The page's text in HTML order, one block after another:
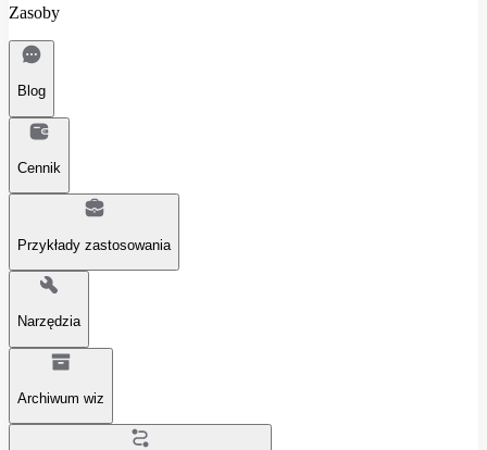
Zasoby
Blog
Cennik
Przykłady zastosowania
Narzędzia
Archiwum wiz